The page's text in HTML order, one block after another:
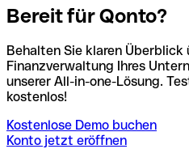
Bereit für Qonto?
Behalten Sie klaren Überblick
Finanzverwaltung Ihres
unserer All-in-one-Lösung.
kostenlos!
Kostenlose Demo buchen
Konto jetzt eröffnen